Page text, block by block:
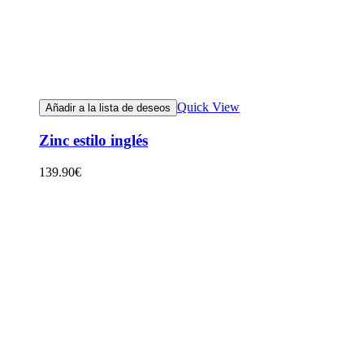
Añadir a la lista de deseos Quick View
Zinc estilo inglés
139.90€